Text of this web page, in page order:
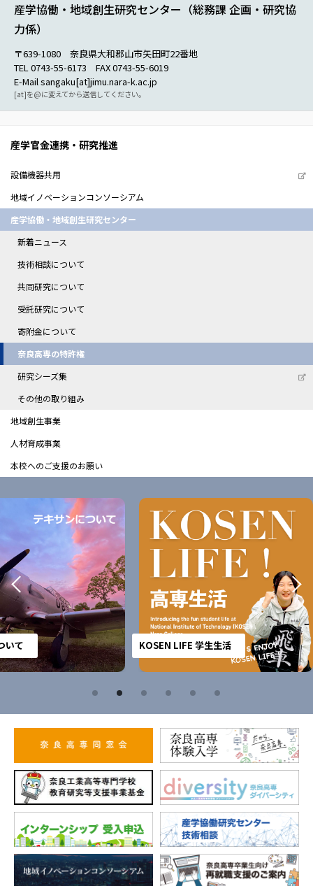
産学協働・地域創生研究センター（総務課 企画・研究協
力係）
〒639-1080 奈良県大和郡山市矢田町22番地
TEL 0743-55-6173 FAX 0743-55-6019
E-Mail sangaku[at]jimu.nara-k.ac.jp
[at]を@に変えてから送信してください。
産学官金連携・研究推進
設備機器共用
地域イノベーションコンソーシアム
産学協働・地域創生研究センター
新着ニュース
技術相談について
共同研究について
受託研究について
寄附金について
奈良高専の特許権
研究シーズ集
その他の取り組み
地域創生事業
人材育成事業
本校へのご支援のお願い
KOSEN LIFE 学生生活 キャン